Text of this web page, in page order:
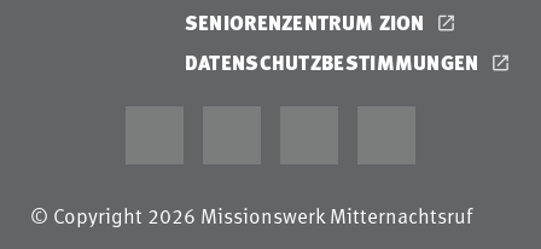
SENIORENZENTRUM ZION
DATENSCHUTZBESTIMMUNGEN
© Copyright 2026 Missionswerk Mitternachtsruf